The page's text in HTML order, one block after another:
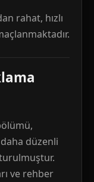
rahat, hızlı
daha düzenli
ve rehber